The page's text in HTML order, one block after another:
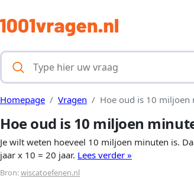
Homepage Vragen Hoe oud is 10 miljoen
Hoe oud is 10 miljoen
Je wilt weten hoeveel 10 miljoen minuten is.
jaar x 10 = 20 jaar. Lees verder »
Bron:wiscatoefenen.nl